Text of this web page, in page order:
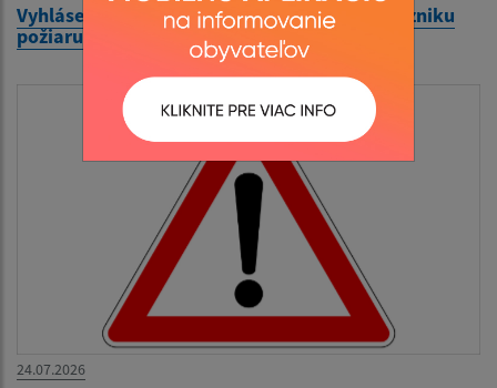
Vyhlásenie času zvýšeného nebezpečenstva vzniku
požiaru
24.07.2026